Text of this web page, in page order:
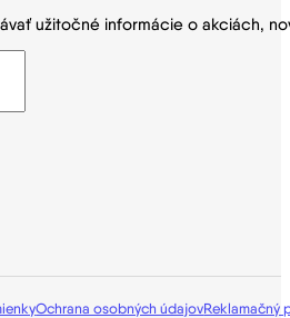
užitočné informácie o akciách,
Ochrana osobných údajovReklamačný